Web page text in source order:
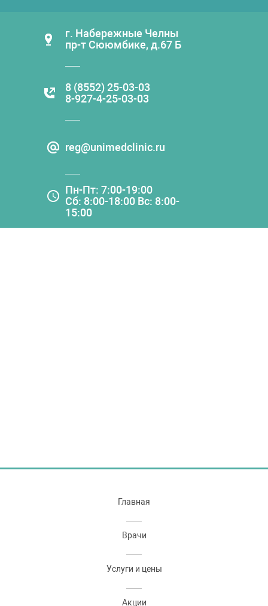
г. Набережные Челны
пр-т Сююмбике, д.67 Б
8 (8552) 25-03-03
8-927-4-25-03-03
reg@unimedclinic.ru
Пн-Пт: 7:00-19:00
Сб: 8:00-18:00 Вс: 8:00-
15:00
Главная
Врачи
Услуги и цены
Акции